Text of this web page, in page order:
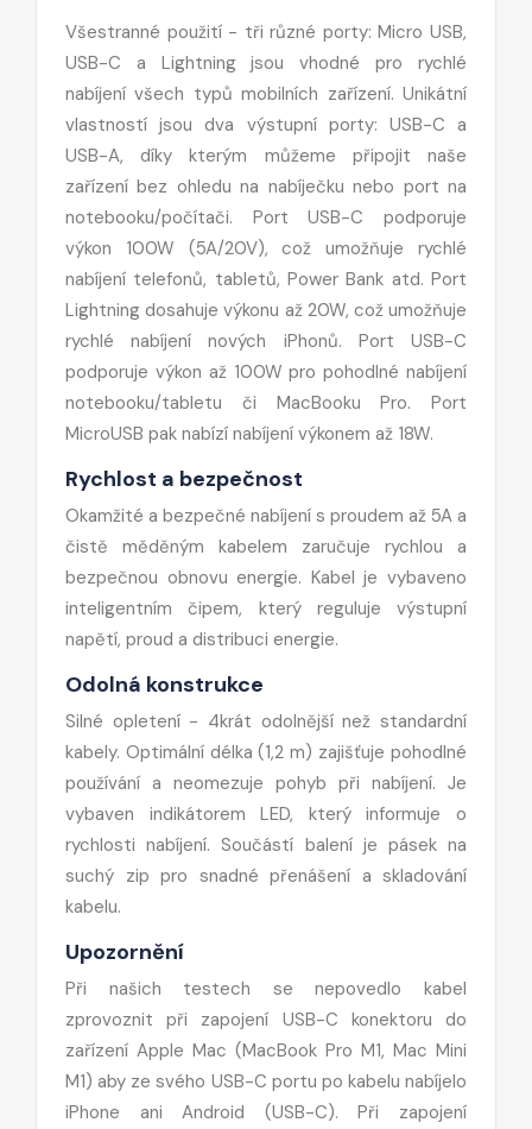
Všestranné použití - tři různé porty: Micro USB,
USB-C a Lightning jsou vhodné pro rychlé
nabíjení všech typů mobilních zařízení. Unikátní
vlastností jsou dva výstupní porty: USB-C a
USB-A, díky kterým můžeme připojit naše
zařízení bez ohledu na nabíječku nebo port na
notebooku/počítači. Port USB-C podporuje
výkon 100W (5A/20V), což umožňuje rychlé
nabíjení telefonů, tabletů, Power Bank atd. Port
Lightning dosahuje výkonu až 20W, což umožňuje
rychlé nabíjení nových iPhonů. Port USB-C
podporuje výkon až 100W pro pohodlné nabíjení
notebooku/tabletu či MacBooku Pro. Port
MicroUSB pak nabízí nabíjení výkonem až 18W.
Rychlost a bezpečnost
Okamžité a bezpečné nabíjení s proudem až 5A a
čistě měděným kabelem zaručuje rychlou a
bezpečnou obnovu energie. Kabel je vybaveno
inteligentním čipem, který reguluje výstupní
napětí, proud a distribuci energie.
Odolná konstrukce
Silné opletení - 4krát odolnější než standardní
kabely. Optimální délka (1,2 m) zajišťuje pohodlné
používání a neomezuje pohyb při nabíjení. Je
vybaven indikátorem LED, který informuje o
rychlosti nabíjení. Součástí balení je pásek na
suchý zip pro snadné přenášení a skladování
kabelu.
Upozornění
Při našich testech se nepovedlo kabel
zprovoznit při zapojení USB-C konektoru do
zařízení Apple Mac (MacBook Pro M1, Mac Mini
M1) aby ze svého USB-C portu po kabelu nabíjelo
iPhone ani Android (USB-C). Při zapojení